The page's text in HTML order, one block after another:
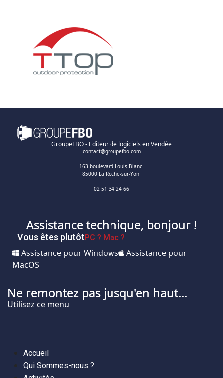
GroupeFBO - Editeur de logiciels en Vendée
contact@groupefbo.com
163 boulevard Louis Blanc
85000 La Roche-sur-Yon
02 51 34 24 66
Assistance technique, bonjour !
Vous êtes plutôtPC ? Mac ?
Assistance pour Windows
Assistance pour
MacOS
Ne remontez pas jusqu'en haut...
Utilisez ce menu
Accueil
Qui Sommes-nous ?